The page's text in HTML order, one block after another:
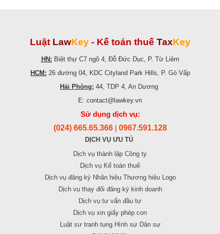
Luật LawKey - Kế toán thuế TaxKey
HN: Biệt thự C7 ngõ 4, Đỗ Đức Dục, P. Từ Liêm
HCM: 26 đường 04, KDC Cityland Park Hills, P. Gò Vấp
Hải Phòng: 44, TDP 4, An Dương
E: contact@lawkey.vn
Sử dụng dịch vụ:
(024) 665.65.366 0967.591.128
DỊCH VỤ ƯU TÚ
Dịch vụ thành lập Công ty
Dịch vụ Kế toán thuế
Dịch vụ đăng ký Nhãn hiệu Thương hiệu Logo
Dịch vụ thay đổi đăng ký kinh doanh
Dịch vụ tư vấn đầu tư
Dịch vụ xin giấy phép con
Luật sư tranh tụng Hình sự Dân sự